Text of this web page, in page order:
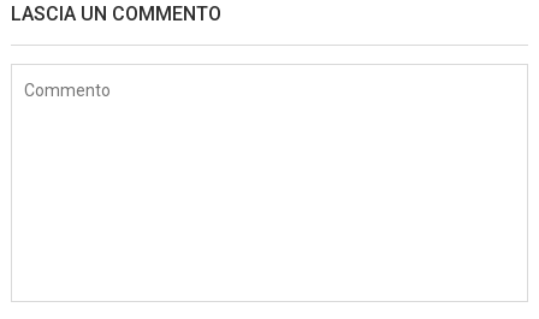
LASCIA UN COMMENTO